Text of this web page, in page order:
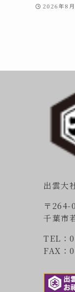
2026年8
出雲大
〒264-
千葉市
TEL：
FAX：